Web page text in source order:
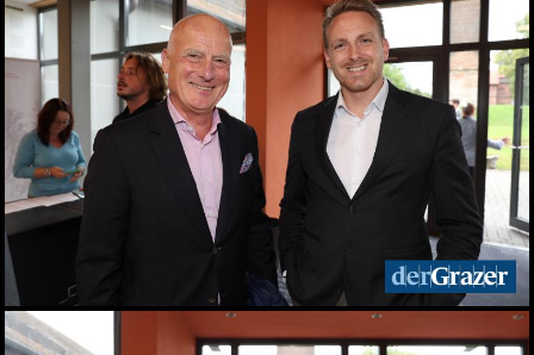
02.06.2026
Bitte lächeln! Diese Gäste
durften wir beim 28.
Stammtisch begrüßen
02.06.2026
Elefantenrunde zur Grazer
Gemeinderatswahl 2026
01.06.2026
Fit im Job 2026 - der
01.06.2026
Schlossberg